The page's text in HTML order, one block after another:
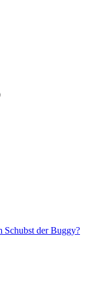
Schubst der Buggy?